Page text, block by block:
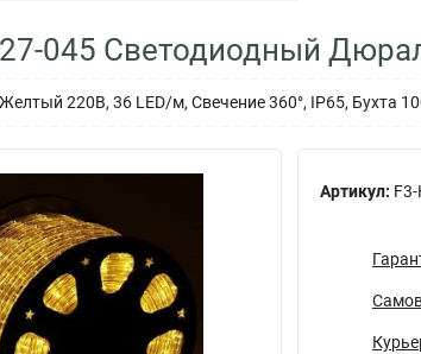
045 Светодиодный
220В, 36 LED/м, Свечение 360°, IP65, Бухта
Артикул: